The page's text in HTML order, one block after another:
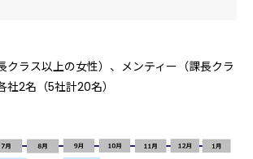
クラス以上の女性）、メンティー（課長クラ
2名（5社計20名）